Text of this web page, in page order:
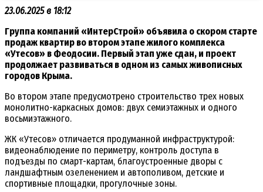
23.06.2025 в 18:12
Группа компаний «ИнтерСтрой» объявила о скором старте
продаж квартир во втором этапе жилого комплекса
«Утесов» в Феодосии. Первый этап уже сдан, и проект
продолжает развиваться в одном из самых живописных
городов Крыма.
Во втором этапе предусмотрено строительство трех новых
монолитно-каркасных домов: двух семиэтажных и одного
восьмиэтажного.
ЖК «Утесов» отличается продуманной инфраструктурой:
видеонаблюдение по периметру, контроль доступа в
подъезды по смарт-картам, благоустроенные дворы с
ландшафтным озеленением и автополивом, детские и
спортивные площадки, прогулочные зоны.